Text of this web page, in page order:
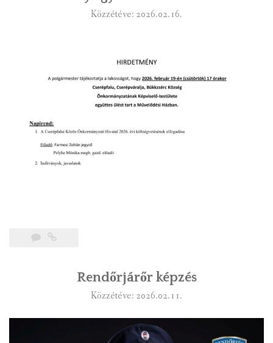
Közzétéve: 2026.02.16.
Rendőrjárőr képzés
Közzétéve: 2026.02.11.